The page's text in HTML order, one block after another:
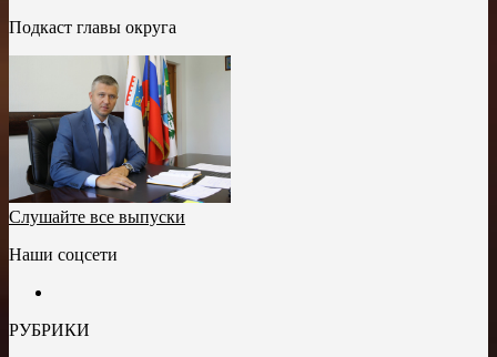
Подкаст главы округа
Слушайте все выпуски
Наши соцсети
РУБРИКИ